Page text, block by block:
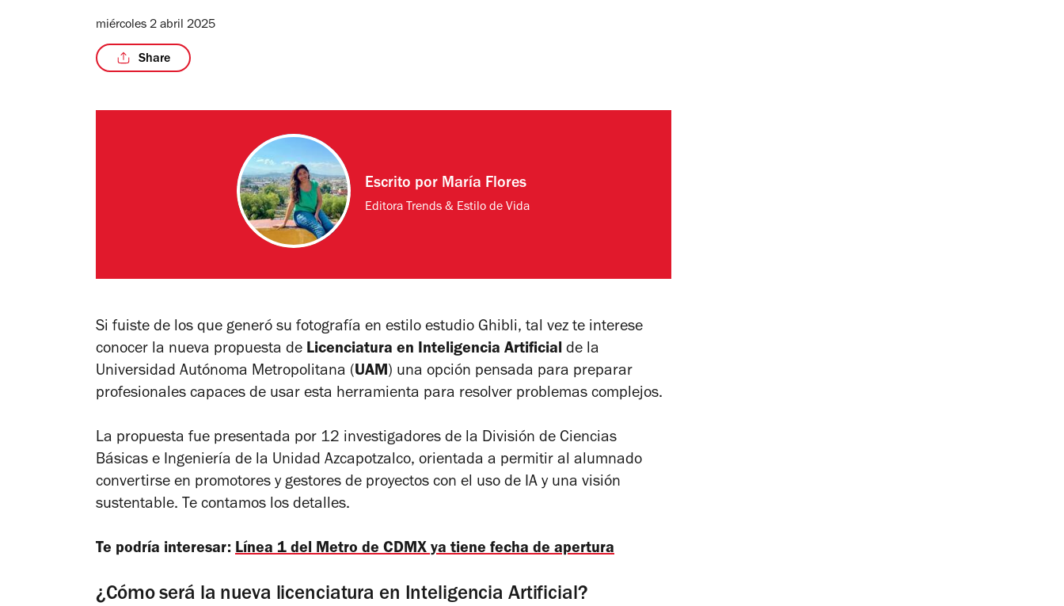
miércoles 2 abril 2025
Share
Escrito por María Flores
Editora Trends & Estilo de Vida
Si fuiste de los que generó su fotografía en estilo estudio Ghibli, tal vez te interese
conocer la nueva propuesta de Licenciatura en Inteligencia Artificial de la
Universidad Autónoma Metropolitana (UAM) una opción pensada para preparar
profesionales capaces de usar esta herramienta para resolver problemas complejos.
La propuesta fue presentada por 12 investigadores de la División de Ciencias
Básicas e Ingeniería de la Unidad Azcapotzalco, orientada a permitir al alumnado
convertirse en promotores y gestores de proyectos con el uso de IA y una visión
sustentable. Te contamos los detalles.
Te podría interesar: Línea 1 del Metro de CDMX ya tiene fecha de apertura
¿Cómo será la nueva licenciatura en Inteligencia Artificial?